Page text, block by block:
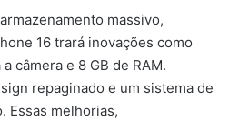
massivo,
16 trará inovações como
câmera e 8 GB de RAM.
repaginado e um sistema de
Essas melhorias,